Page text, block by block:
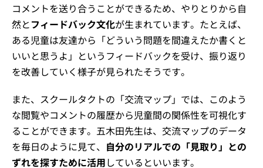
コメントを送り合うことができるため、やりとりから自
然とフィードバック文化が生まれています。たとえば、
ある児童は友達から「どういう問題を間違えたか書くと
いいと思うよ」というフィードバックを受け、振り返り
を改善していく様子が見られたそうです。
また、スクールタクトの「交流マップ」では、このよう
な閲覧やコメントの履歴から児童間の関係性を可視化す
ることができます。五木田先生は、交流マップのデータ
を毎日のように見て、 自分のリアルでの「見取り」との
ずれを探すために活用しているといいます。